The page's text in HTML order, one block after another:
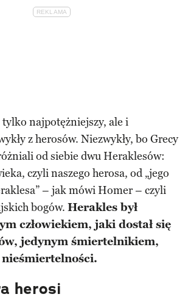
najpotężniejszy, ale i
z herosów. Niezwykły, bo Grecy
od siebie dwu Heraklesów:
czyli naszego herosa, od „jego
– jak mówi Homer – czyli
bogów. Herakles był
człowiekiem, jaki dostał się
jedynym śmiertelnikiem,
herosi